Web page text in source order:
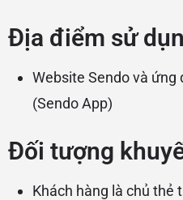
Địa điểm sử
Website Sendo và ứng
(Sendo App)
Đối tượng
Khách hàng là chủ thẻ